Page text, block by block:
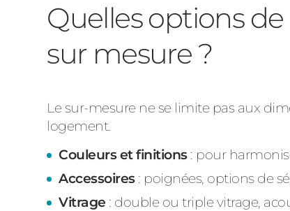
Quelles options
sur mesure ?
Le sur-mesure ne se limite pas aux
logement.
Couleurs et finitions: pour
Accessoires: poignées, options de
Vitrage : double ou triple vitrage,